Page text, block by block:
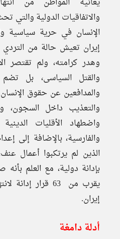
والاتفاقيات الدولية
الإنسان في حرية سياسية
إيران تعيش حالة من
وهدر كرامته، ولم تقتصر
والقتل السياسى، بل
والمدافعين عن حقوق
والتعذيب داخل السجون،
واضطهاد الأقليات
والفارسية، بالإضافة إلى
الذين لم يرتكبوا أعمال
بإدانة دولية، مع العلم
يقرب من 63 قرار
إيران.
أدلة دامغة